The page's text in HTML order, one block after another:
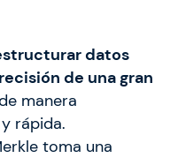
datos
de una gran
manera
rápida.
toma una